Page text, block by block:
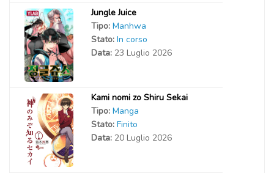
Jungle Juice
Tipo: Manhwa
Stato: In corso
Data: 23 Luglio 2026
Kami nomi zo Shiru Sekai
Tipo: Manga
Stato: Finito
Data: 20 Luglio 2026